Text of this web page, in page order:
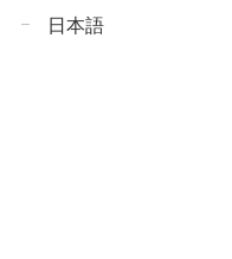
日本語